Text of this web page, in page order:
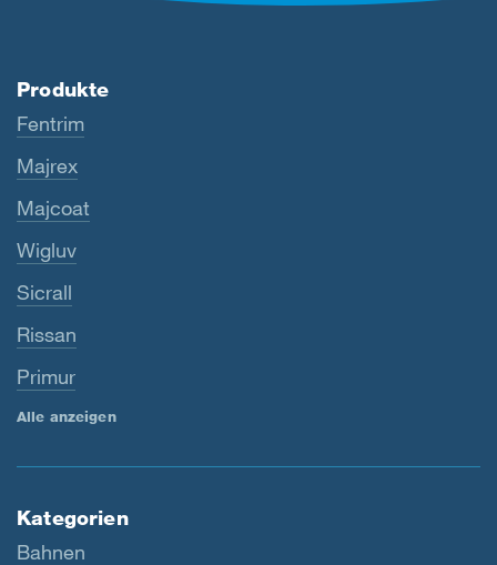
Produkte
Fentrim
Majrex
Majcoat
Wigluv
Sicrall
Rissan
Primur
Alle anzeigen
Kategorien
Bahnen